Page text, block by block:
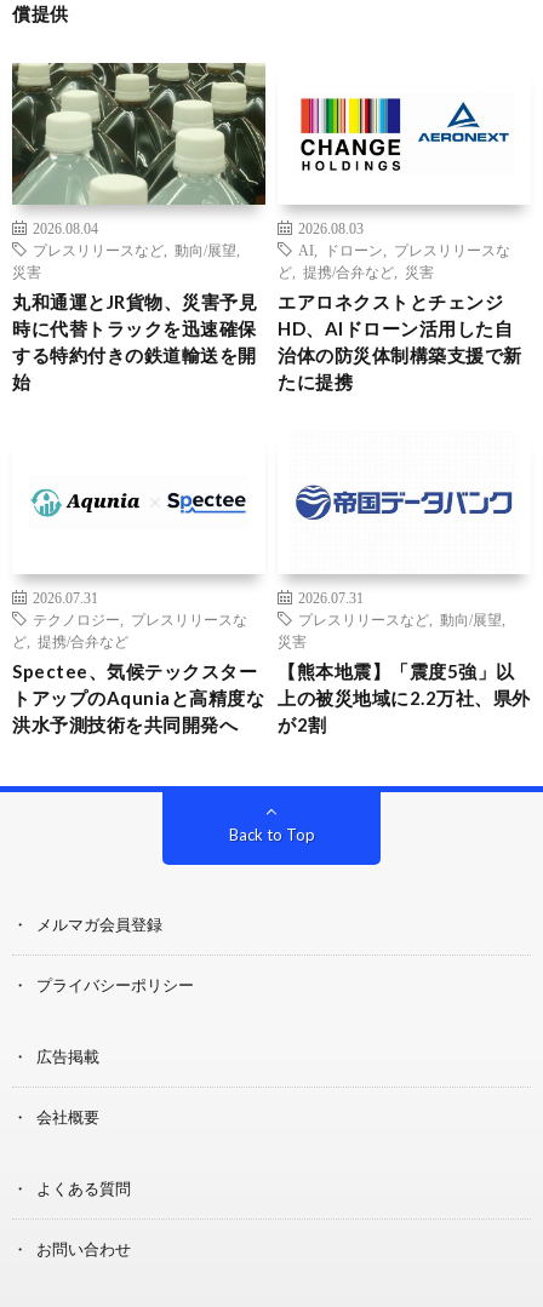
償提供
2026.08.04
プレスリリースなど
動向/展望
災害
丸和通運とJR貨物、災害予見
時に代替トラックを迅速確保
する特約付きの鉄道輸送を開
始
2026.08.03
AI
ドローン
プレスリリースな
ど
提携/合弁など 災害
エアロネクストとチェンジ
HD、AIドローン活用した自
治体の防災体制構築支援で新
たに提携
2026.07.31
テクノロジー
プレスリリースな
ど
提携/合弁など
Spectee、気候テックスター
トアップのAquniaと高精度な
洪水予測技術を共同開発へ
2026.07.31
プレスリリースなど
動向/展望
災害
【熊本地震】「震度5強」以
上の被災地域に2.2万社、県外
が2割
Back to Top
メルマガ会員登録
プライバシーポリシー
広告掲載
会社概要
よくある質問
お問い合わせ